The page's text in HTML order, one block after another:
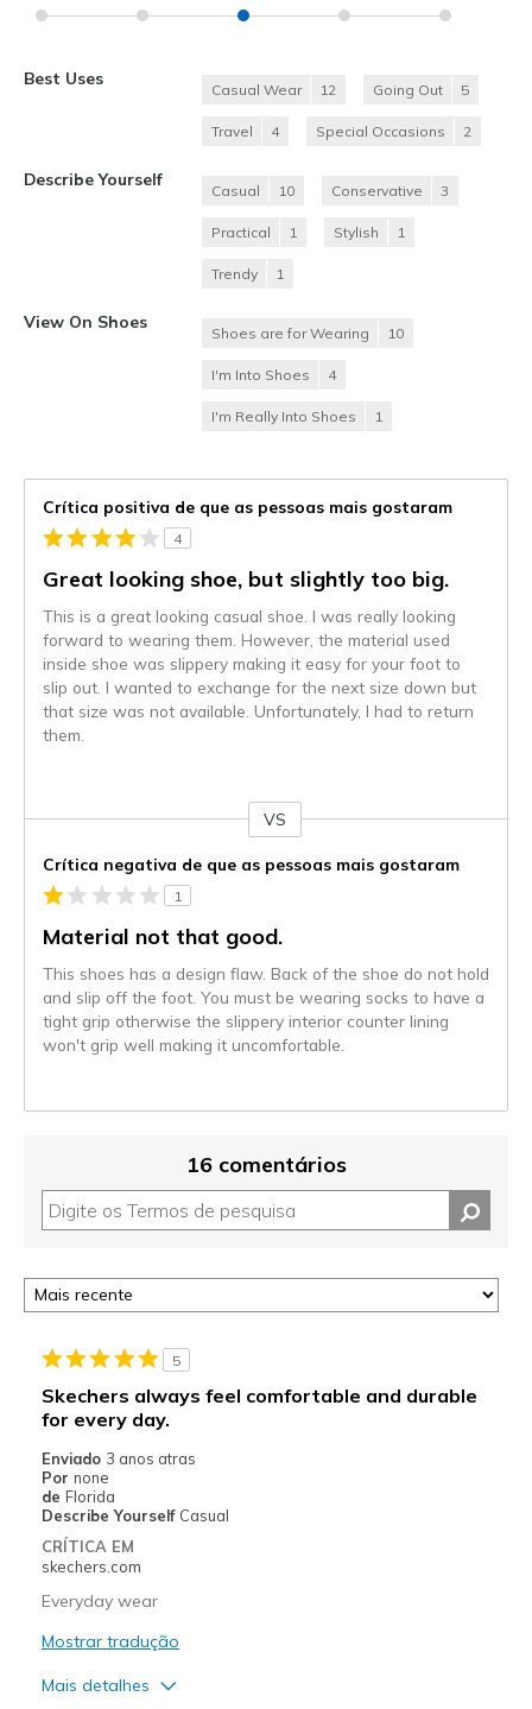
Best Uses
Casual Wear 12 Going Out 5
Travel 4 Special Occasions 2
Describe Yourself
Casual 10 Conservative 3
Practical 1 Stylish 1
Trendy 1
View On Shoes
Shoes are for Wearing 10
I'm Into Shoes 4
I'm Really Into Shoes 1
Crítica positiva de que as pessoas mais gostaram
4
Great looking shoe, but slightly too big.
This is a great looking casual shoe. I was really looking
forward to wearing them. However, the material used
inside shoe was slippery making it easy for your foot to
slip out. I wanted to exchange for the next size down but
that size was not available. Unfortunately, I had to return
them.
VS
Crítica negativa de que as pessoas mais gostaram
1
Material not that good.
This shoes has a design flaw. Back of the shoe do not hold
and slip off the foot. You must be wearing socks to have a
tight grip otherwise the slippery interior counter lining
won't grip well making it uncomfortable.
16 comentários
5
Skechers always feel comfortable and durable
for every day.
Enviado 3 anos atras
Por none
de Florida
Describe Yourself Casual
CRÍTICA EM
skechers.com
Everyday wear
Mostrar tradução
Mais detalhes